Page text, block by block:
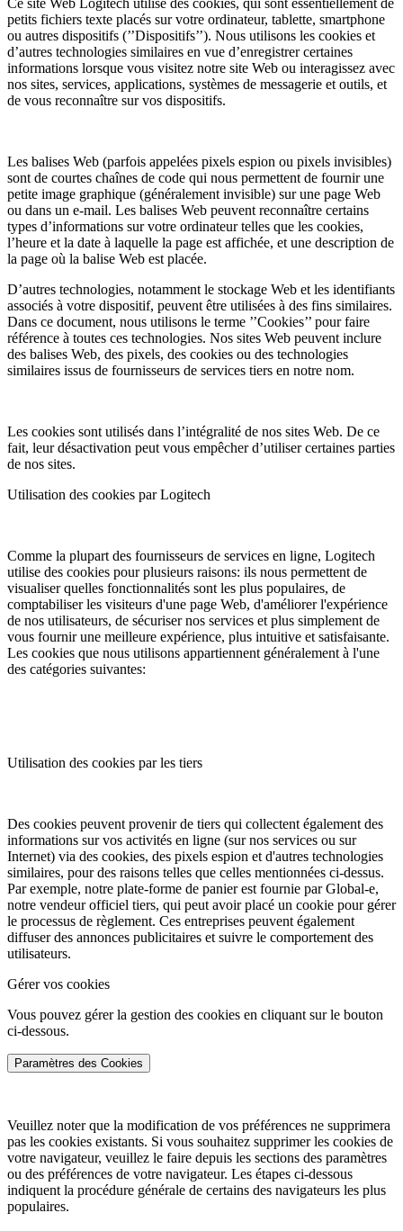
Ce site Web Logitech utilise des cookies, qui sont essentiellement de
petits fichiers texte placés sur votre ordinateur, tablette, smartphone
ou autres dispositifs (’’Dispositifs’’). Nous utilisons les cookies et
d’autres technologies similaires en vue d’enregistrer certaines
informations lorsque vous visitez notre site Web ou interagissez avec
nos sites, services, applications, systèmes de messagerie et outils, et
de vous reconnaître sur vos dispositifs.
Les balises Web (parfois appelées pixels espion ou pixels invisibles)
sont de courtes chaînes de code qui nous permettent de fournir une
petite image graphique (généralement invisible) sur une page Web
ou dans un e-mail. Les balises Web peuvent reconnaître certains
types d’informations sur votre ordinateur telles que les cookies,
l’heure et la date à laquelle la page est affichée, et une description de
la page où la balise Web est placée.
D’autres technologies, notamment le stockage Web et les identifiants
associés à votre dispositif, peuvent être utilisées à des fins similaires.
Dans ce document, nous utilisons le terme ’’Cookies’’ pour faire
référence à toutes ces technologies. Nos sites Web peuvent inclure
des balises Web, des pixels, des cookies ou des technologies
similaires issus de fournisseurs de services tiers en notre nom.
Les cookies sont utilisés dans l’intégralité de nos sites Web. De ce
fait, leur désactivation peut vous empêcher d’utiliser certaines parties
de nos sites.
Utilisation des cookies par Logitech
Comme la plupart des fournisseurs de services en ligne, Logitech
utilise des cookies pour plusieurs raisons: ils nous permettent de
visualiser quelles fonctionnalités sont les plus populaires, de
comptabiliser les visiteurs d'une page Web, d'améliorer l'expérience
de nos utilisateurs, de sécuriser nos services et plus simplement de
vous fournir une meilleure expérience, plus intuitive et satisfaisante.
Les cookies que nous utilisons appartiennent généralement à l'une
des catégories suivantes:
Utilisation des cookies par les tiers
Des cookies peuvent provenir de tiers qui collectent également des
informations sur vos activités en ligne (sur nos services ou sur
Internet) via des cookies, des pixels espion et d'autres technologies
similaires, pour des raisons telles que celles mentionnées ci-dessus.
Par exemple, notre plate-forme de panier est fournie par Global-e,
notre vendeur officiel tiers, qui peut avoir placé un cookie pour gérer
le processus de règlement. Ces entreprises peuvent également
diffuser des annonces publicitaires et suivre le comportement des
utilisateurs.
Gérer vos cookies
Vous pouvez gérer la gestion des cookies en cliquant sur le bouton
ci-dessous.
Paramètres des Cookies
Veuillez noter que la modification de vos préférences ne supprimera
pas les cookies existants. Si vous souhaitez supprimer les cookies de
votre navigateur, veuillez le faire depuis les sections des paramètres
ou des préférences de votre navigateur. Les étapes ci-dessous
indiquent la procédure générale de certains des navigateurs les plus
populaires.